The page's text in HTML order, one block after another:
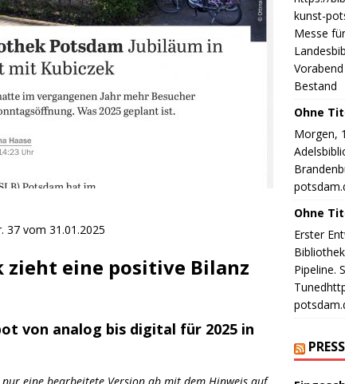
37 vom 31.01.2025
eine positive Bilanz
von analog bis digital für 2025 in
kunst-
Messe
Bestand
Ohne
Morgen,
Ohne
Erster
Pipeline.